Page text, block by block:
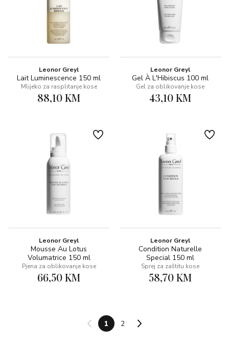
Leonor Greyl
Lait Luminescence 150 ml
Mlijeko za rasplitanje kose
88,10 KM
Leonor Greyl
Gel À L'Hibiscus 100 ml
Gel za oblikovanje kose
43,10 KM
Leonor Greyl
Mousse Au Lotus
Volumatrice 150 ml
Pjena za oblikovanje kose
66,50 KM
Leonor Greyl
Condition Naturelle
Special 150 ml
Sprej za zaštitu kose
58,70 KM
1 2